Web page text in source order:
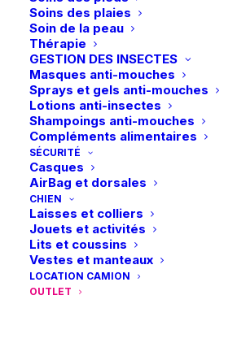
Soins des plaies
Soin de la peau
Thérapie
GESTION DES INSECTES
Masques anti-mouches
Sprays et gels anti-mouches
Lotions anti-insectes
Shampoings anti-mouches
Compléments alimentaires
SÉCURITÉ
Casques
AirBag et dorsales
CHIEN
Laisses et colliers
Jouets et activités
Lits et coussins
Vestes et manteaux
LOCATION CAMION
OUTLET
la
page
du
produit
Paiements sécurisés
Retrait en magasin